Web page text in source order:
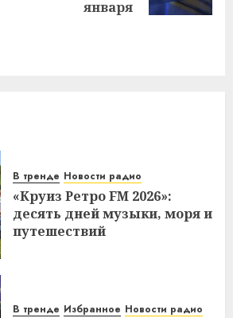
января
В тренде Новости радио
«Круиз Ретро FM 2026»:
десять дней музыки, моря и
путешествий
В тренде Избранное Новости радио